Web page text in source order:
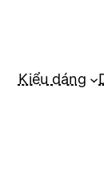
Kiểu dáng